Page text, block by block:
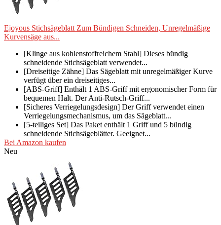
Ejoyous Stichsägeblatt Zum Bündigen Schneiden, Unregelmäßige
Kurvensäge aus...
[Klinge aus kohlenstoffreichem Stahl] Dieses bündig
schneidende Stichsägeblatt verwendet...
[Dreiseitige Zähne] Das Sägeblatt mit unregelmäßiger Kurve
verfügt über ein dreiseitiges...
[ABS-Griff] Enthält 1 ABS-Griff mit ergonomischer Form für
bequemen Halt. Der Anti-Rutsch-Griff...
[Sicheres Verriegelungsdesign] Der Griff verwendet einen
Verriegelungsmechanismus, um das Sägeblatt...
[5-teiliges Set] Das Paket enthält 1 Griff und 5 bündig
schneidende Stichsägeblätter. Geeignet...
Bei Amazon kaufen
Neu